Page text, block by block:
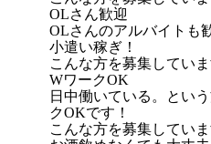
OLさん歓迎
OLさんのアルバイトも
小遣い稼ぎ！
こんな方を募集してい
WワークOK
日中働いている。とい
クOKです！
こんな方を募集してい